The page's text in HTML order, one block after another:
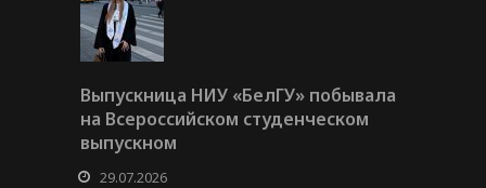
Выпускница НИУ «БелГУ» побывала
на Всероссийском студенческом
выпускном
29.07.2026